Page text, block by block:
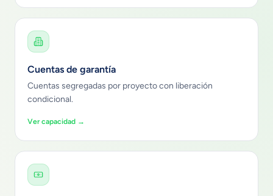
Cuentas de garantía
Cuentas segregadas por proyecto con liberación
condicional.
Ver capacidad →